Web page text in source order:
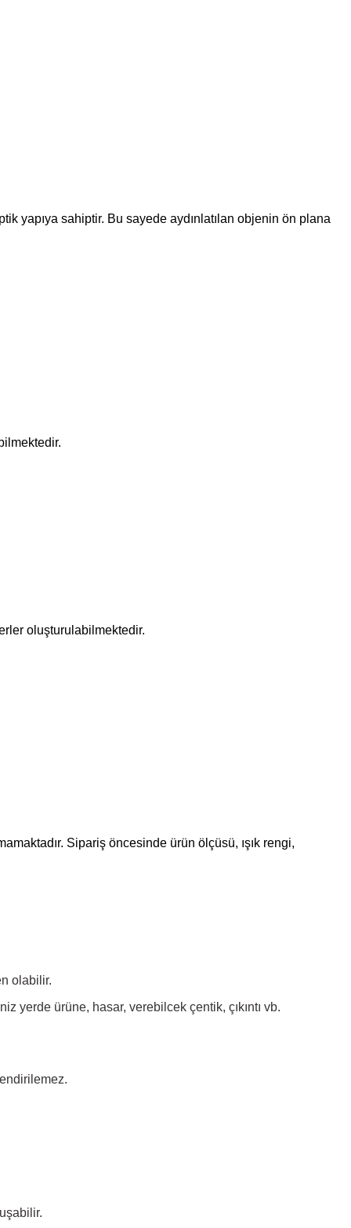
yapıya sahiptir. Bu sayede aydınlatılan objenin ön plana
oluşturulabilmektedir.
Sipariş öncesinde ürün ölçüsü, ışık rengi,
olabilir.
yerde ürüne, hasar, verebilcek çentik, çıkıntı vb.